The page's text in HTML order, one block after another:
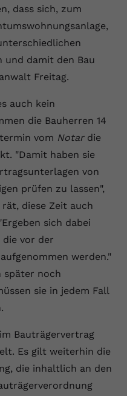
dass sich, zum
und damit den Bau
Freitag.
auch kein
die Bauherren 14
vom Notardie
"Damit haben sie
von
prüfen zu lassen",
diese Zeit auch
sich dabei
die vor der
werden."
später noch
sie in jedem Fall
Bauträgervertrag
Es gilt weiterhin die
die inhaltlich an den